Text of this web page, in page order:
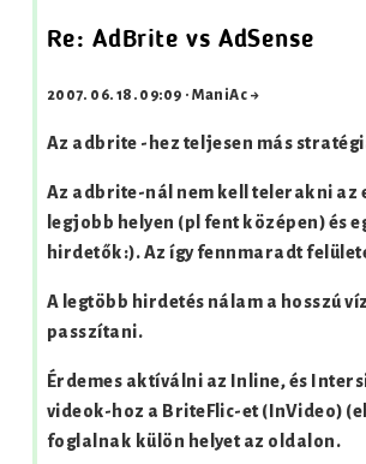
Re: AdBrite vs AdSense
2007. 06. 18. 09:09 ·ManiAc →
Az adbrite -hez teljesen más
Az adbrite-nál nem kell telerakni az
legjobb helyen (pl fent középen) és
hirdetők:). Az így fennmaradt
A legtöbb hirdetés nálam a hosszú
passzítani.
Érdemes aktíválni az Inline, és
videok-hoz a BriteFlic-et (InVideo)
foglalnak külön helyet az oldalon.